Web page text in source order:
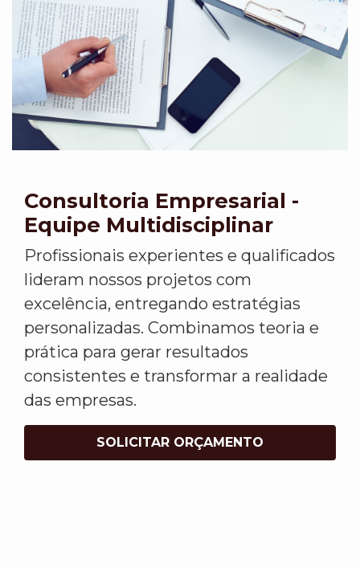
Consultoria Empresarial -
Equipe Multidisciplinar
Profissionais experientes e qualificados
lideram nossos projetos com
excelência, entregando estratégias
personalizadas. Combinamos teoria e
prática para gerar resultados
consistentes e transformar a realidade
das empresas.
SOLICITAR ORÇAMENTO